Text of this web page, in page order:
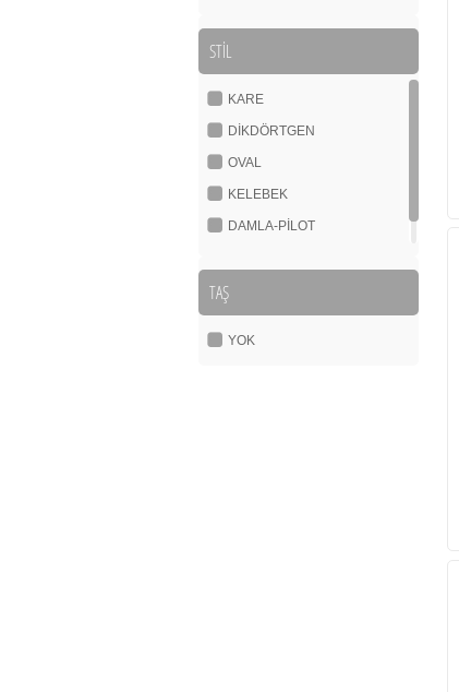
STİL
KARE
DİKDÖRTGEN
OVAL
KELEBEK
DAMLA-PİLOT
TAŞ
YOK